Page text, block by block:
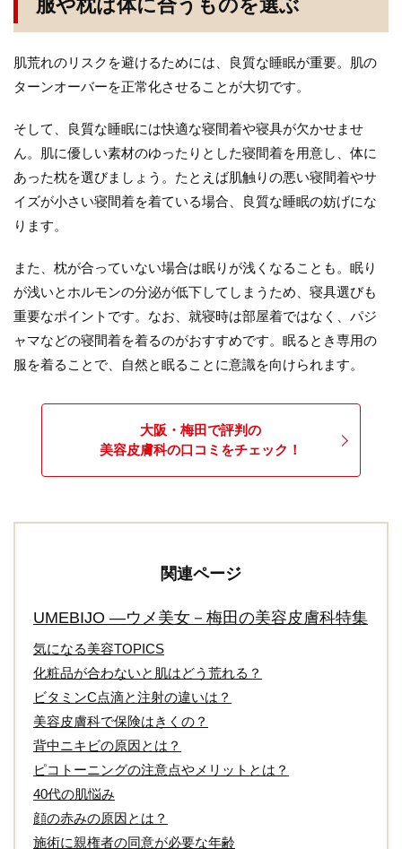
服や枕は体に合うものを選ぶ
肌荒れのリスクを避けるためには、良質な睡眠が重要。肌の
ターンオーバーを正常化させることが大切です。
そして、良質な睡眠には快適な寝間着や寝具が欠かせませ
ん。肌に優しい素材のゆったりとした寝間着を用意し、体に
あった枕を選びましょう。たとえば肌触りの悪い寝間着やサ
イズが小さい寝間着を着ている場合、良質な睡眠の妨げにな
ります。
また、枕が合っていない場合は眠りが浅くなることも。眠り
が浅いとホルモンの分泌が低下してしまうため、寝具選びも
重要なポイントです。なお、就寝時は部屋着ではなく、パジ
ャマなどの寝間着を着るのがおすすめです。眠るとき専用の
服を着ることで、自然と眠ることに意識を向けられます。
大阪・梅田で評判の
美容皮膚科の口コミをチェック！
関連ページ
UMEBIJO ―ウメ美女－梅田の美容皮膚科特集
気になる美容TOPICS
化粧品が合わないと肌はどう荒れる？
ビタミンC点滴と注射の違いは？
美容皮膚科で保険はきくの？
背中ニキビの原因とは？
ピコトーニングの注意点やメリットとは？
40代の肌悩み
顔の赤みの原因とは？
施術に親権者の同意が必要な年齢